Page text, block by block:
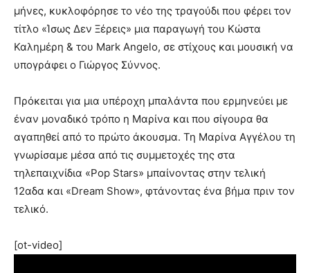
μήνες, κυκλοφόρησε το νέο της τραγούδι που φέρει τον
τίτλο «Ίσως Δεν Ξέρεις» μια παραγωγή του Κώστα
Καλημέρη & του Mark Angelo, σε στίχους και μουσική να
υπογράφει ο Γιώργος Σύννος.
Πρόκειται για μια υπέροχη μπαλάντα που ερμηνεύει με
έναν μοναδικό τρόπο η Μαρίνα και που σίγουρα θα
αγαπηθεί από το πρώτο άκουσμα. Τη Μαρίνα Αγγέλου τη
γνωρίσαμε μέσα από τις συμμετοχές της στα
τηλεπαιχνίδια «Pop Stars» μπαίνοντας στην τελική
12αδα και «Dream Show», φτάνοντας ένα βήμα πριν τον
τελικό.
[ot-video]